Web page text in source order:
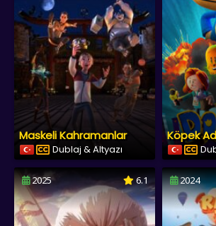
Maskeli Kahramanlar
Dublaj & Altyazı
Köpek
2025 6.1 2024